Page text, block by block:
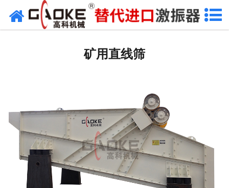
网站首页
配套设备
筛分备件
矿用直线筛